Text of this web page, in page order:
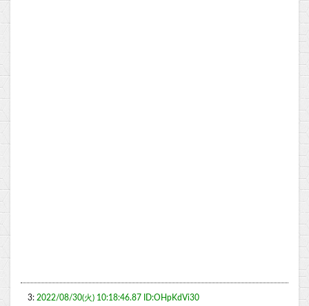
3: 2022/08/30(火) 10:18:46.87 ID:OHpKdVi30